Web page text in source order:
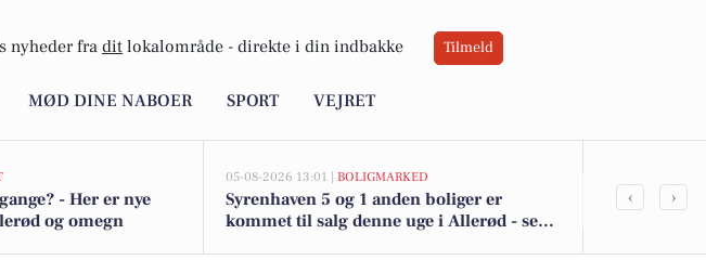
nyheder fra dit lokalområde - direkte i din indbakke Tilmeld
MØD DINE NABOER SPORT VEJRET
- Her er nye
og omegn
05-08-2026 13:01 | BOLIGMARKED
Syrenhaven 5 og 1 anden boliger er
kommet til salg denne uge i Allerød - se
Top 6 over
‹ ›